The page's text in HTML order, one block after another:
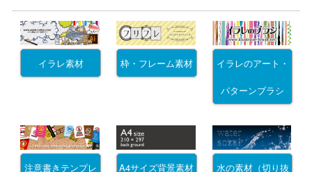
イラレ素材 枠・フレーム素材 イラレのアート・
パターンブラシ
注意書きテンプレ A4サイズ背景素材 水の素材（切り抜